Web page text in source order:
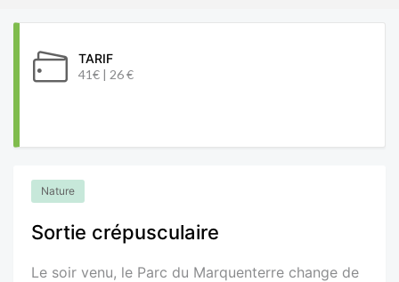
TARIF
41€ | 26 €
Nature
Sortie crépusculaire
Le soir venu, le Parc du Marquenterre change de